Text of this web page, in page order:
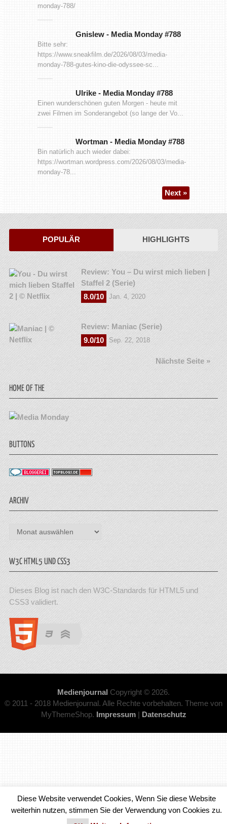
monday-788/
Gnislew - Media Monday #788
Bitte sehr:
https://www.sneakfilm.de/2026/08/03/media-
monday-788-gutes-kino-die-odyssee-sc...
Ulrike - Media Monday #788
Einen wunderschönen guten Morgen - heute mit
zwei Filmen im Sonderangebot (so lange der Vo...
Wortman - Media Monday #788
Bin natürlich auch wieder dabei:
https://wortman.wordpress.com/2026/08/03/media-
monday-78...
Next »
POPULÄR HIGHLIGHTS
Review: You – Du wirst mich lieben |
Staffel 2 (Serie)
8.0/10
Jan. 4, 2020
Review: Maniac (Serie)
9.0/10
Sep. 22, 2018
Nächste Seite »
HOME OF THE
BUTTONS
ARCHIV
Archiv
W3C HTML5 UND CSS3
Dieses Blog ist nach den W3C-Standards für HTML5 und
CSS3 validiert.
Medienjournal Copyright © 2026.
© 2011 - 2018 Medienjournal. Alle Rechte vorbehalten. Theme von
MyThemeShop. Impressum| Datenschutz
Diese Website verwendet Cookies, Wenn Sie diese Website
weiterhin nutzen, stimmen Sie der Verwendung von Cookies zu.